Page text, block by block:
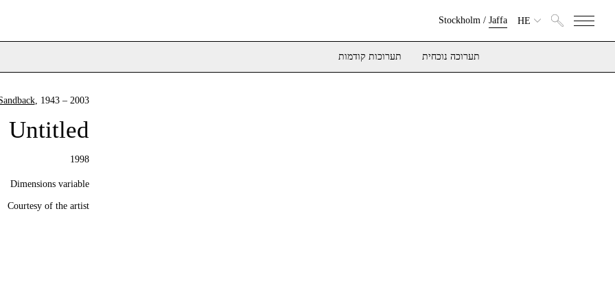
Stockholm/ Jaffa HE
תערוכה נוכחית תערוכות קודמות
, 1943 – 2003
Untitled
1998
Dimensions variable
Courtesy of the artist